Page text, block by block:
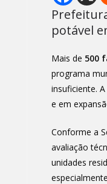
potável
Mais de 500
programa
insuficiente.
e em
Conforme a
avaliação
unidades